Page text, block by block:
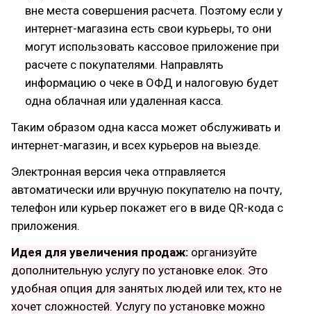
вне места совершения расчета. Поэтому если у
интернет-магазина есть свои курьеры, то они
могут использовать кассовое приложение при
расчете с покупателями. Направлять
информацию о чеке в ОФД и налоговую будет
одна облачная или удаленная касса.
Таким образом одна касса может обслуживать и
интернет-магазин, и всех курьеров на выезде.
Электронная версия чека отправляется
автоматически или вручную покупателю на почту,
телефон или курьер покажет его в виде QR-кода с
приложения.
Идея для увеличения продаж: организуйте
дополнительную услугу по установке елок. Это
удобная опция для занятых людей или тех, кто не
хочет сложностей. Услугу по установке можно